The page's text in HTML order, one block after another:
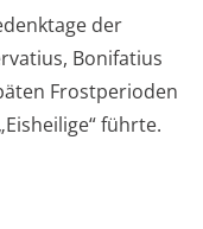
der
Bonifatius
Frostperioden
führte.